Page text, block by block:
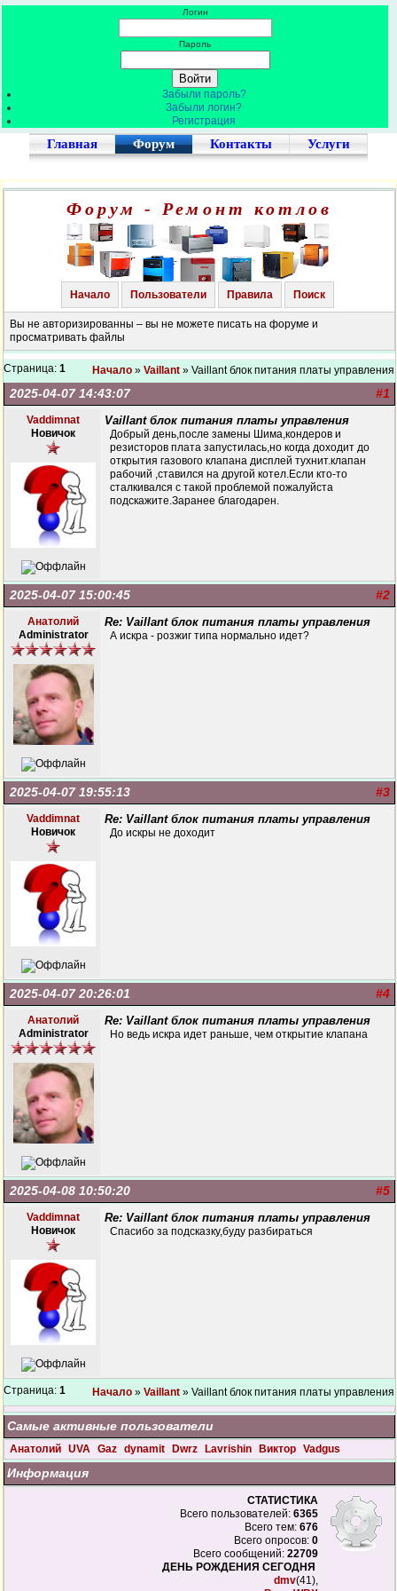
Логин
Пароль
Забыли пароль?
Забыли логин?
Регистрация
Главная Форум Контакты Услуги
Форум - Ремонт котлов
Начало Пользователи Правила Поиск
Вы не авторизированны – вы не можете писать на форуме и
просматривать файлы
Страница: 1 Начало » Vaillant » Vaillant блок питания платы управления
#1
2025-04-07 14:43:07
Vaddimnat
Новичок
Vaillant блок питания платы управления
Добрый день,после замены Шима,кондеров и
резисторов плата запустилась,но когда доходит до
открытия газового клапана дисплей тухнит.клапан
рабочий ,ставился на другой котел.Если кто-то
сталкивался с такой проблемой пожалуйста
подскажите.Заранее благодарен.
#2
2025-04-07 15:00:45
Анатолий
Administrator
Re: Vaillant блок питания платы управления
А искра - розжиг типа нормально идет?
#3
2025-04-07 19:55:13
Vaddimnat
Новичок
Re: Vaillant блок питания платы управления
До искры не доходит
#4
2025-04-07 20:26:01
Анатолий
Administrator
Re: Vaillant блок питания платы управления
Но ведь искра идет раньше, чем открытие клапана
#5
2025-04-08 10:50:20
Vaddimnat
Новичок
Re: Vaillant блок питания платы управления
Спасибо за подсказку,буду разбираться
Страница: 1 Начало » Vaillant » Vaillant блок питания платы управления
Самые активные пользователи
Анатолий UVA Gaz dynamit Dwrz Lavrishin Виктор Vadgus
Информация
СТАТИСТИКА
Всего пользователей: 6365
Всего тем: 676
Всего опросов: 0
Всего сообщений: 22709
ДЕНЬ РОЖДЕНИЯ СЕГОДНЯ
dmv(41),